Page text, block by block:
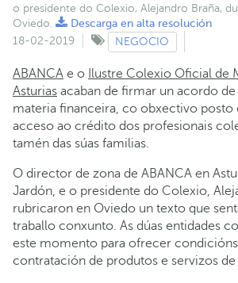
o presidente do Colexio, Alejandro Braña,
Oviedo.
Descarga en alta resolución
18-02-2019
NEGOCIO
ABANCA e o Ilustre Colexio Oficial de
Asturias acaban de firmar un acordo
materia financeira, co obxectivo posto
acceso ao crédito dos profesionais
tamén das súas familias.
O director de zona de ABANCA en
Jardón, e o presidente do Colexio,
rubricaron en Oviedo un texto que
traballo conxunto. As dúas entidades
este momento para ofrecer
contratación de produtos e servizos de